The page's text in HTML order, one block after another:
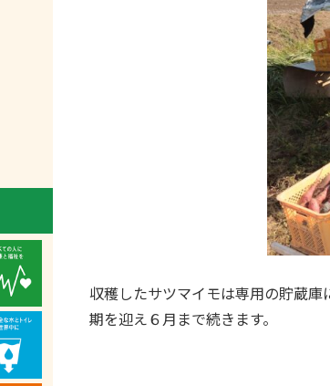
収穫したサツマイモは専用の貯蔵
期を迎え６月まで続きます。